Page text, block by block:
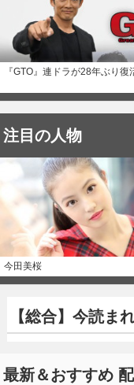
『GTO』連ドラが28年ぶり復
注目の人物
今田美桜
【総合】今読ま
最新＆おすすめ